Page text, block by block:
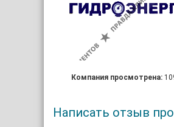
Компания просмотрена:
Написать отзыв